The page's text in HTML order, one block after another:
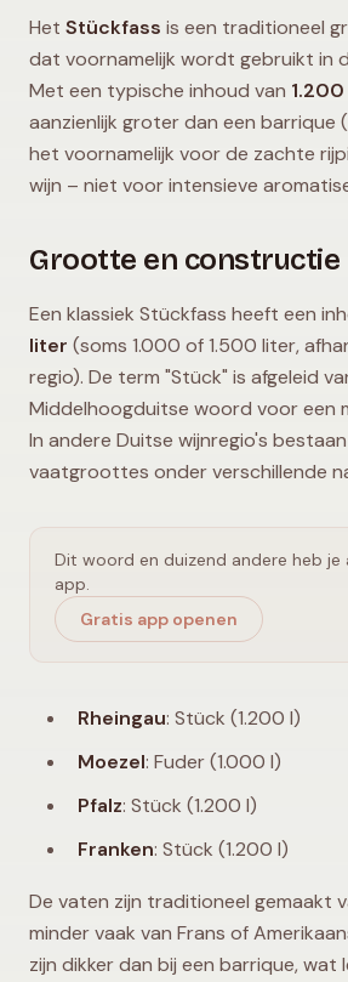
Het Stückfass is een traditioneel
dat voornamelijk wordt gebruikt in
Met een typische inhoud van
aanzienlijk groter dan een barrique
het voornamelijk voor de zachte
wijn – niet voor intensieve
Grootte en constructie
Een klassiek Stückfass heeft een
liter (soms 1.000 of 1.500 liter,
regio). De term "Stück" is afgeleid
Middelhoogduitse woord voor een
In andere Duitse wijnregio's
vaatgroottes onder verschillende
Dit woord en duizend andere heb je
app.
Gratis app openen
Rheingau: Stück (1.200 l)
Moezel: Fuder (1.000 l)
Pfalz: Stück (1.200 l)
Franken: Stück (1.200 l)
De vaten zijn traditioneel gemaakt
minder vaak van Frans of
zijn dikker dan bij een barrique,